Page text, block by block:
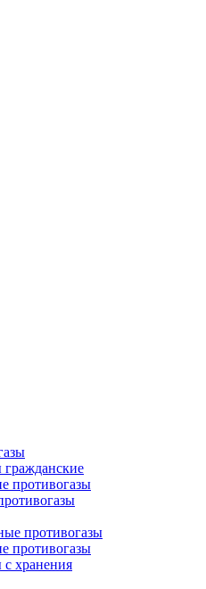
противогазы
противогазы
противогазы
хранения